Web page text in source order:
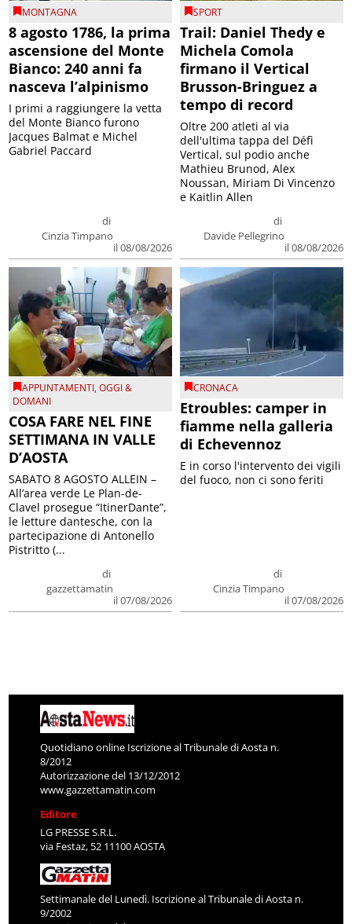
MONTAGNA
8 agosto 1786, la prima
ascensione del Monte
Bianco: 240 anni fa
nasceva l’alpinismo
di
Cinzia Timpano
il 08/08/2026
I primi a raggiungere la vetta
del Monte Bianco furono
Jacques Balmat e Michel
Gabriel Paccard
SPORT
Trail: Daniel Thedy e
Michela Comola
firmano il Vertical
Brusson-Bringuez a
tempo di record
di
Davide Pellegrino
il 08/08/2026
Oltre 200 atleti al via
dell'ultima tappa del Défì
Vertical, sul podio anche
Mathieu Brunod, Alex
Noussan, Miriam Di Vincenzo
e Kaitlin Allen
APPUNTAMENTI,OGGI &
DOMANI
COSA FARE NEL FINE
SETTIMANA IN VALLE
D’AOSTA
di
gazzettamatin
il 07/08/2026
SABATO 8 AGOSTO ALLEIN –
All’area verde Le Plan-de-
Clavel prosegue “ItinerDante”,
le letture dantesche, con la
partecipazione di Antonello
Pistritto (...
CRONACA
Etroubles: camper in
fiamme nella galleria
di Echevennoz
di
Cinzia Timpano
il 07/08/2026
E in corso l'intervento dei vigili
del fuoco, non ci sono feriti
Quotidiano online Iscrizione al Tribunale di Aosta n.
8/2012
Autorizzazione del 13/12/2012
www.gazzettamatin.com
Editore
LG PRESSE S.R.L.
via Festaz, 52 11100 AOSTA
Settimanale del Lunedì. Iscrizione al Tribunale di Aosta n.
9/2002